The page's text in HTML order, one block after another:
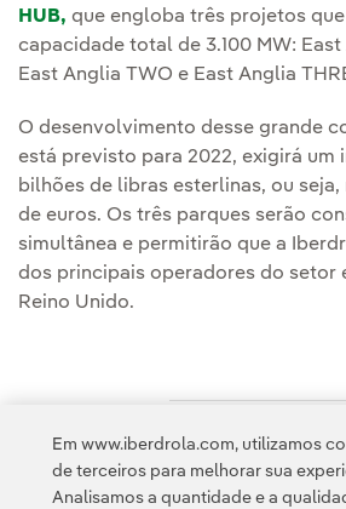
HUB, que engloba três projetos
capacidade total de 3.100 MW:
East Anglia TWO e East Anglia
O desenvolvimento desse grande
está previsto para 2022, exigirá um
bilhões de libras esterlinas, ou seja,
de euros. Os três parques serão
simultânea e permitirão que a
dos principais operadores do setor
Reino Unido.
Acesso a informação legal
Em www.iberdrola.com, utilizamos
de terceiros para melhorar sua
Analisamos a quantidade e a